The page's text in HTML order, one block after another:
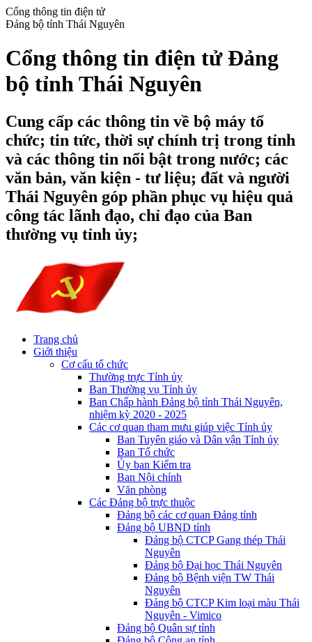
Cổng thông tin điện tử
Đảng bộ tỉnh Thái Nguyên
Cổng thông tin điện tử Đảng
bộ tỉnh Thái Nguyên
Cung cấp các thông tin về bộ máy tổ
chức; tin tức, thời sự chính trị trong tỉnh
và các thông tin nổi bật trong nước; các
văn bản, văn kiện - tư liệu; đất và người
Thái Nguyên góp phần phục vụ hiệu quả
công tác lãnh đạo, chỉ đạo của Ban
thường vụ tỉnh ủy;
Trang chủ
Giới thiệu
Cơ cấu tổ chức
Thường trực Tỉnh ủy
Ban Thường vụ Tỉnh ủy
Ban Chấp hành Đảng bộ tỉnh Thái Nguyên,
nhiệm kỳ 2020 - 2025
Các cơ quan tham mưu giúp việc Tỉnh ủy
Ban Tuyên giáo và Dân vận Tỉnh ủy
Ban Tổ chức
Ủy ban Kiểm tra
Ban Nội chính
Văn phòng
Các Đảng bộ trực thuộc
Đảng bộ các cơ quan Đảng tỉnh
Đảng bộ UBND tỉnh
Đảng bộ CTCP Gang thép Thái
Nguyên
Đảng bộ Đại học Thái Nguyên
Đảng bộ Bệnh viện TW Thái
Nguyên
Đảng bộ CTCP Kim loại màu Thái
Nguyên - Vimico
Đảng bộ Quân sự tỉnh